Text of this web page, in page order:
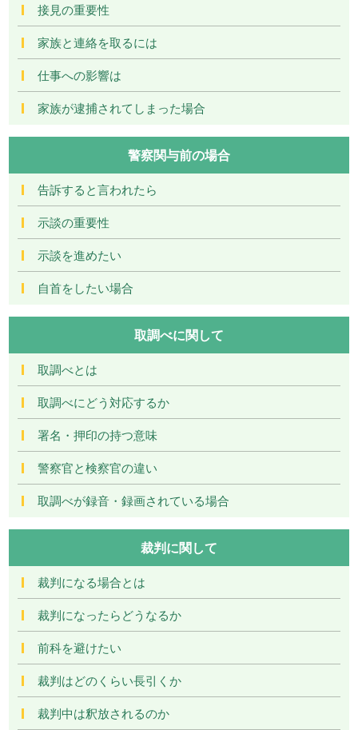
接見の重要性
家族と連絡を取るには
仕事への影響は
家族が逮捕されてしまった場合
警察関与前の場合
告訴すると言われたら
示談の重要性
示談を進めたい
自首をしたい場合
取調べに関して
取調べとは
取調べにどう対応するか
署名・押印の持つ意味
警察官と検察官の違い
取調べが録音・録画されている場合
裁判に関して
裁判になる場合とは
裁判になったらどうなるか
前科を避けたい
裁判はどのくらい長引くか
裁判中は釈放されるのか